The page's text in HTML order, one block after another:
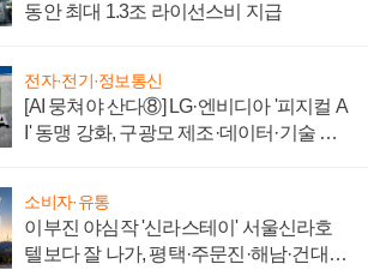
동안 최대 1.3조 라이선스비 지급
전자·전기·정보통신
[AI 뭉쳐야 산다⑧] LG·엔비디아 '피지컬 A
I' 동맹 강화, 구광모 제조·데이터·기술 결
소비자·유통
이부진 야심작 '신라스테이' 서울신라호
텔보다 잘 나가, 평택·주문진·해남·건대로